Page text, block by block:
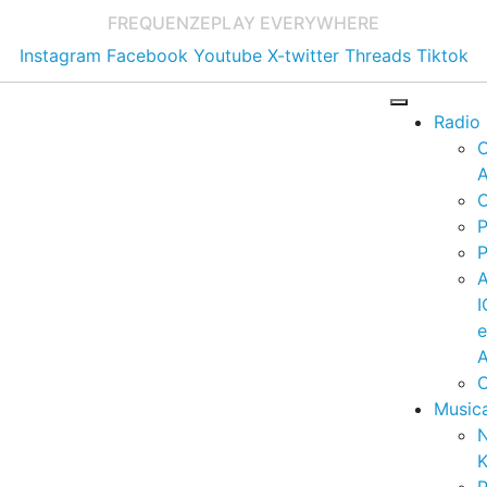
FREQUENZEPLAY EVERYWHERE
Instagram Facebook Youtube X-twitter Threads Tiktok
Radio
e